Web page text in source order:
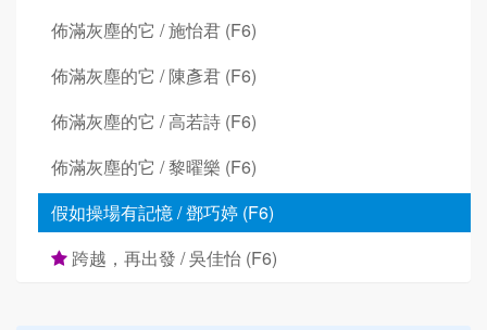
佈滿灰塵的它 / 施怡君 (F6)
佈滿灰塵的它 / 陳彥君 (F6)
佈滿灰塵的它 / 高若詩 (F6)
佈滿灰塵的它 / 黎曜樂 (F6)
假如操場有記憶 / 鄧巧婷 (F6)
跨越，再出發 / 吳佳怡 (F6)